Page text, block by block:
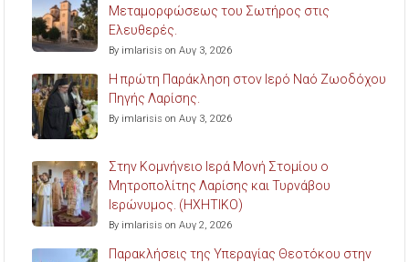
Μεταμορφώσεως του Σωτήρος στις
Ελευθερές.
By imlarisis on Αυγ 3, 2026
Η πρώτη Παράκληση στον Ιερό Ναό Ζωοδόχου
Πηγής Λαρίσης.
By imlarisis on Αυγ 3, 2026
Στην Κομνήνειο Ιερά Μονή Στομίου ο
Μητροπολίτης Λαρίσης και Τυρνάβου
Ιερώνυμος. (ΗΧΗΤΙΚΟ)
By imlarisis on Αυγ 2, 2026
Παρακλήσεις της Υπεραγίας Θεοτόκου στην